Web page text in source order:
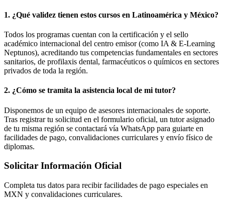
1. ¿Qué validez tienen estos cursos en Latinoamérica y México?
Todos los programas cuentan con la certificación y el sello
académico internacional del centro emisor (como IA & E-Learning
Neptunos), acreditando tus competencias fundamentales en sectores
sanitarios, de profilaxis dental, farmacéuticos o químicos en sectores
privados de toda la región.
2. ¿Cómo se tramita la asistencia local de mi tutor?
Disponemos de un equipo de asesores internacionales de soporte.
Tras registrar tu solicitud en el formulario oficial, un tutor asignado
de tu misma región se contactará vía WhatsApp para guiarte en
facilidades de pago, convalidaciones curriculares y envío físico de
diplomas.
Solicitar Información Oficial
Completa tus datos para recibir facilidades de pago especiales en
MXN y convalidaciones curriculares.